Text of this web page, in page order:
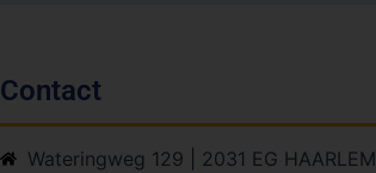
Contact
Wateringweg 129 | 2031 EG HAARLEM